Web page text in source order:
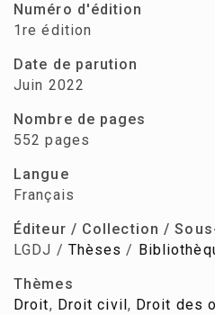
Numéro d'édition
1re édition
Date de parution
Juin 2022
Nombre de pages
552 pages
Langue
Français
Éditeur / Collection /
LGDJ / Thèses /
Thèmes
Droit, Droit civil , Droit des